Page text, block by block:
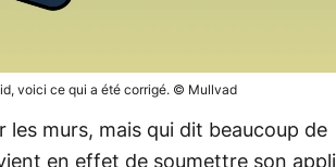
voici ce qui a été corrigé. © Mullvad
les murs, mais qui dit beaucoup de
en effet de soumettre son appli